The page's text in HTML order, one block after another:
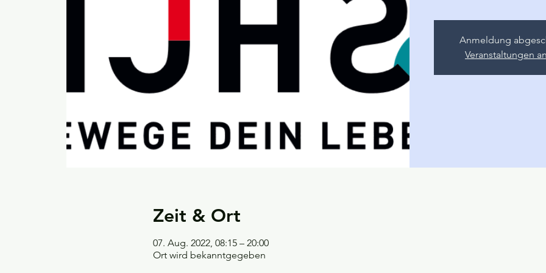
Anmeldung
Veranstaltungen
Zeit & Ort
07. Aug. 2022, 08:15 – 20:00
Ort wird bekanntgegeben